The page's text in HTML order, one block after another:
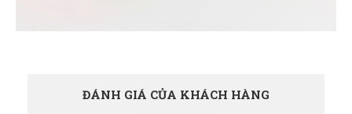
ĐÁNH GIÁ CỦA KHÁCH HÀNG